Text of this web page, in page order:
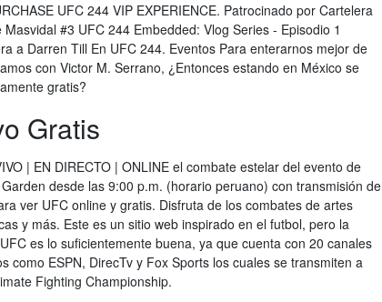
UFC 244 VIP EXPERIENCE. Patrocinado por Cartelera
#3 UFC 244 Embedded: Vlog Series - Episodio 1
a Darren Till En UFC 244. Eventos Para enterarnos mejor de
con Victor M. Serrano, ¿Entonces estando en México se
gratis?
Gratis
| EN DIRECTO | ONLINE el combate estelar del evento de
desde las 9:00 p.m. (horario peruano) con transmisión de
ver UFC online y gratis. Disfruta de los combates de artes
y más. Este es un sitio web inspirado en el futbol, pero la
es lo suficientemente buena, ya que cuenta con 20 canales
como ESPN, DirecTv y Fox Sports los cuales se transmiten a
Fighting Championship.